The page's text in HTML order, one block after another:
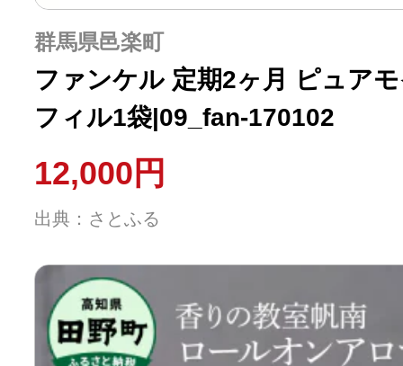
群馬県邑楽町
ファンケル 定期2ヶ月 ピュア
フィル1袋|09_fan-170102
12,000円
出典：さとふる